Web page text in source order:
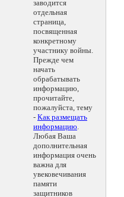
заводится
отдельная
страница,
посвященная
конкретному
участнику войны.
Прежде чем
начать
обрабатывать
информацию,
прочитайте,
пожалуйста, тему
- Как размещать
информацию.
Любая Ваша
дополнительная
информация очень
важна для
увековечивания
памяти
защитников